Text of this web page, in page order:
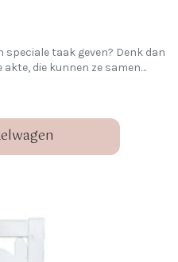
speciale taak geven? Denk dan
akte, die kunnen ze samen